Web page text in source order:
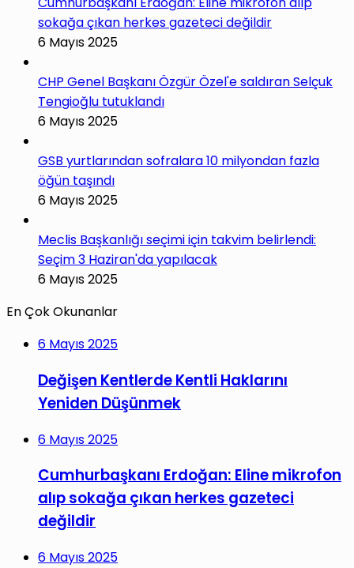
sokağa çıkan herkes gazeteci değildir
6 Mayıs 2025
CHP Genel Başkanı Özgür Özel'e saldıran Selçuk
Tengioğlu tutuklandı
6 Mayıs 2025
GSB yurtlarından sofralara 10 milyondan fazla
öğün taşındı
6 Mayıs 2025
Meclis Başkanlığı seçimi için takvim belirlendi:
Seçim 3 Haziran'da yapılacak
6 Mayıs 2025
En Çok Okunanlar
6 Mayıs 2025
Değişen Kentlerde Kentli Haklarını
Yeniden Düşünmek
6 Mayıs 2025
Cumhurbaşkanı Erdoğan: Eline mikrofon
alıp sokağa çıkan herkes gazeteci
değildir
6 Mayıs 2025